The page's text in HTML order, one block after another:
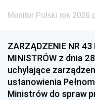
Monitor Polski rok 2026
ZARZĄDZENIE NR 43
MINISTRÓW z dnia
uchylające
ustanowienia
Ministrów do spraw